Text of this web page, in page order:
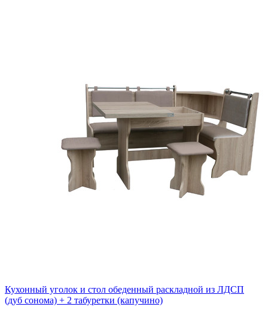
Кухонный уголок и стол обеденный раскладной из ЛДСП
(дуб сонома) + 2 табуретки (капучино)